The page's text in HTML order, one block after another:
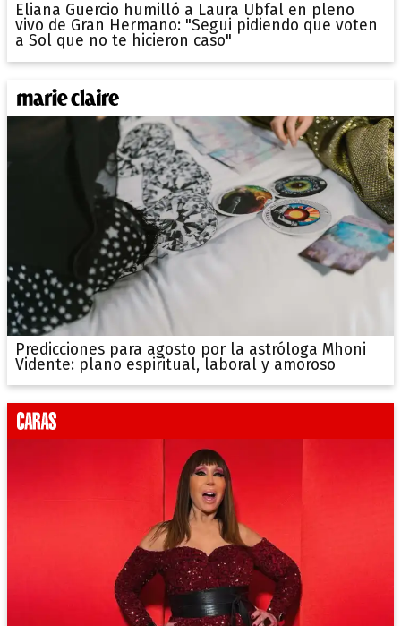
Eliana Guercio humilló a Laura Ubfal en pleno
vivo de Gran Hermano: "Segui pidiendo que voten
a Sol que no te hicieron caso"
Predicciones para agosto por la astróloga Mhoni
Vidente: plano espiritual, laboral y amoroso